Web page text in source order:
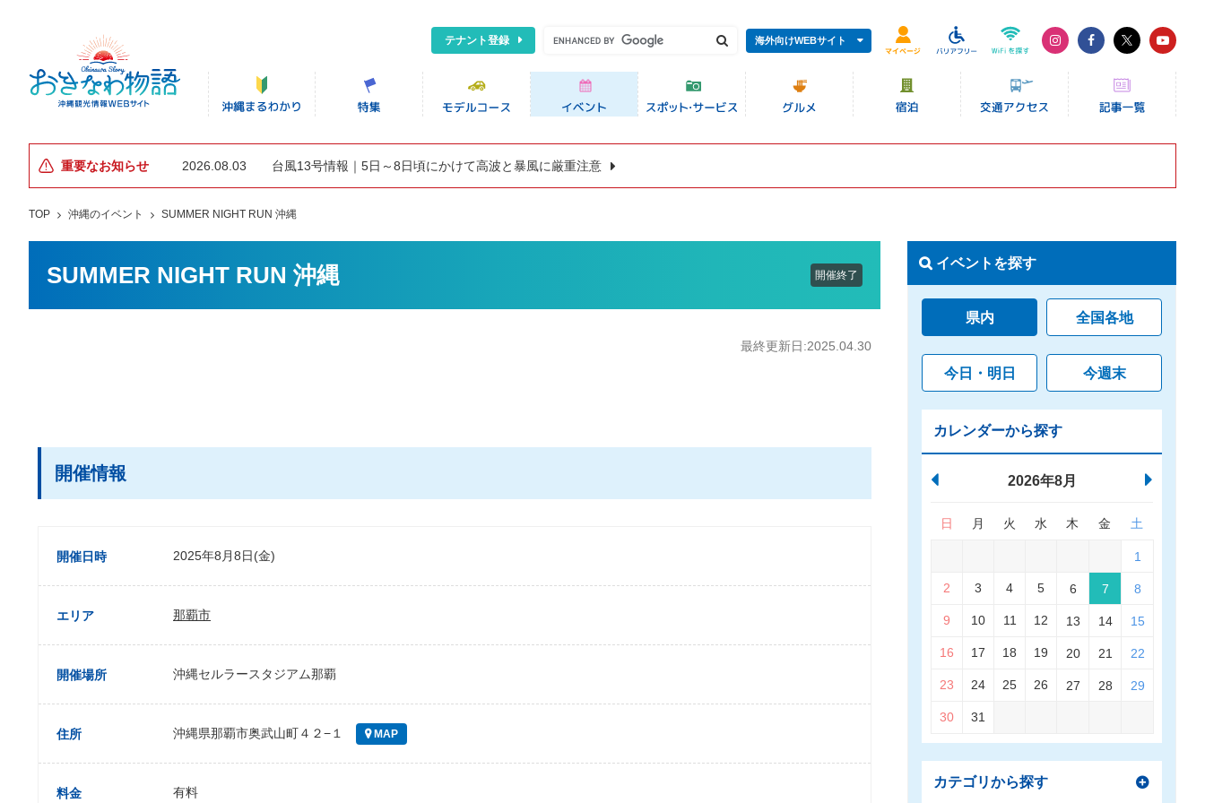
テナント登録 海外向けWEBサイト
重要なお知らせ 2026.08.03 台風13号情報｜5日～8日頃にかけて高波と暴風に厳重注意
TOP 沖縄のイベント SUMMER NIGHT RUN 沖縄
SUMMER NIGHT RUN 沖縄 開催終了
最終更新日:2025.04.30
開催情報
開催日時 2025年8月8日(金)
エリア 那覇市
開催場所 沖縄セルラースタジアム那覇
住所 沖縄県那覇市奥武山町４２−１ MAP
料金 有料
イベントを探す
県内 全国各地
今日・明日 今週末
カレンダーから探す
2026年8月
日 月 火 水 木 金 土
1
2 3 4 5 6 7 8
9 10 11 12 13 14 15
16 17 18 19 20 21 22
23 24 25 26 27 28 29
30 31
カテゴリから探す